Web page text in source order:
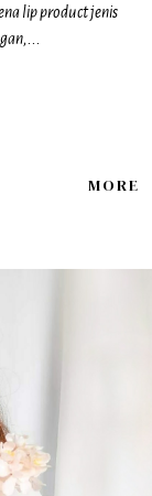
lip product jenis
MORE